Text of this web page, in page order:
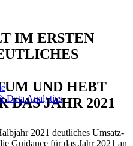
Data Analytics
IM ERSTEN
UND HEBT
DAS JAHR 2021
2021 deutliches Umsatz-
Guidance für das Jahr 2021 an